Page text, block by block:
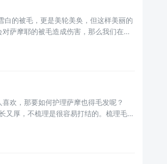
的被毛，更是美轮美奂，但这样美丽的
萨摩耶的被毛造成伤害，那么我们在护
欢，那要如何护理萨摩也得毛发呢？
又厚，不梳理是很容易打结的。梳理毛发